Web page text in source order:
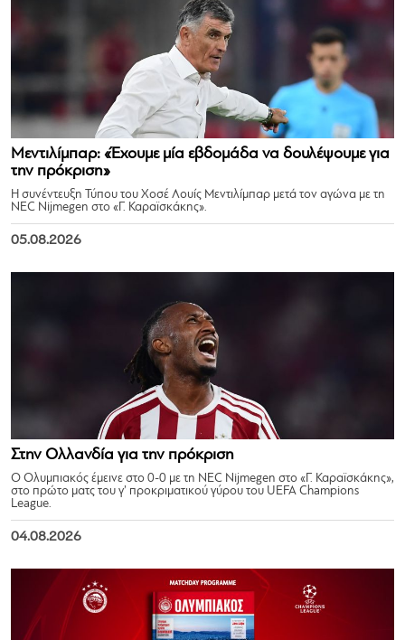
Μεντιλίμπαρ: «Έχουμε μία εβδομάδα να δουλέψουμε για
την πρόκριση»
Η συνέντευξη Τύπου του Χοσέ Λουίς Μεντιλίμπαρ μετά τον αγώνα με τη
NEC Nijmegen στο «Γ. Καραϊσκάκης».
05.08.2026
Στην Ολλανδία για την πρόκριση
Ο Ολυμπιακός έμεινε στο 0-0 με τη NEC Nijmegen στο «Γ. Καραϊσκάκης»,
στο πρώτο ματς του γ’ προκριματικού γύρου του UEFA Champions
League.
04.08.2026